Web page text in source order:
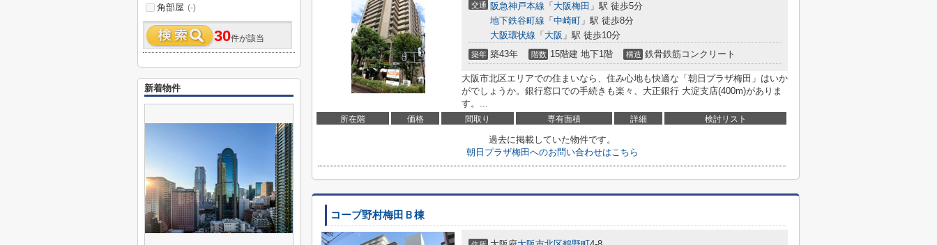
交通 阪急神戸本線 「 大阪梅田 」駅 徒歩5分
地下鉄谷町線 「 中崎町 」駅 徒歩8分
大阪環状線 「 大阪 」駅 徒歩10分
築年 築43年 階数 15階建 地下1階 構造 鉄骨鉄筋コンクリート
大阪市北区エリアでの住まいなら、住み心地も快適な「朝日プラザ梅田」はいか
がでしょうか。銀行窓口での手続きも楽々、大正銀行 大淀支店(400m)がありま
す。...
所在階 価格 間取り 専有面積 詳細 検討リスト
過去に掲載していた物件です。
朝日プラザ梅田へのお問い合わせはこちら
コープ野村梅田Ｂ棟
角部屋 (-)
30件が該当
新着物件